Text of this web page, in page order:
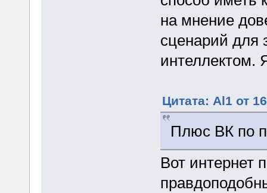
на мнение
сценарий для
интеллектом.
Цитата: Al1 от
Плюс ВК по
Вот интернет